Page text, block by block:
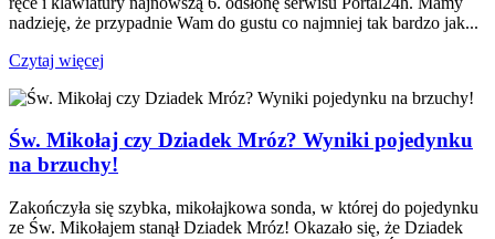
nadzieję, że przypadnie Wam do gustu co najmniej tak bardzo jak...
Czytaj więcej
Św. Mikołaj czy Dziadek Mróz? Wyniki pojedynku
na brzuchy!
Zakończyła się szybka, mikołajkowa sonda, w której do pojedynku
ze Św. Mikołajem stanął Dziadek Mróz! Okazało się, że Dziadek